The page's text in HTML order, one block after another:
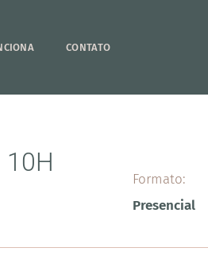
CONTATO
10H
Formato:
Presencial